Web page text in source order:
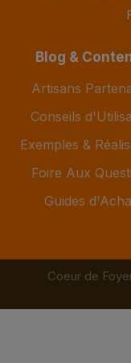
Blog &
Artisans
Conseils
Exemples &
Foire Aux
Guides
Coeur de